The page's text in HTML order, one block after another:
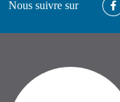
Nous suivre sur